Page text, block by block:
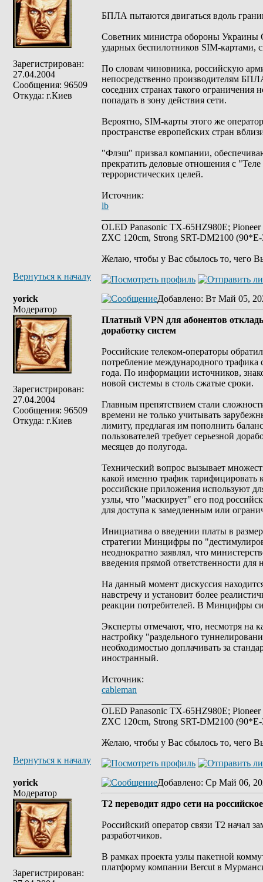
Зарегистрирован:
27.04.2004
Сообщения: 96509
Откуда: г.Киев
БПЛА пытаются двигаться вдоль
Советник министра обороны Украины
ударных беспилотников SIM-картами,
По словам чиновника, российскую
непосредственно производителям
соседних странах такого
попадать в зону действия сети.
Вероятно, SIM-карты этого же
пространстве европейских стран
"Флэш" призвал компании,
прекратить деловые отношения с
террористических целей.
Источник:
lb
OLED Panasonic TX-65HZ980E;
ZXC 120cm, Strong SRT-DM2100
Желаю, чтобы у Вас сбылось то, чего
Вернуться к началу
yorick
Модератор
Зарегистрирован:
27.04.2004
Сообщения: 96509
Откуда: г.Киев
Добавлено: Вт Май 05,
Платный VPN для абонентов
доработку систем
Российские телеком-операторы
потребление международного
года. По информации источников,
новой системы в столь сжатые сроки.
Главным препятствием стали
времени не только учитывать
лимиту, предлагая им пополнить
пользователей требует серьезной
месяцев до полугода.
Технический вопрос вызывает
какой именно трафик тарифицировать
российские приложения используют
узлы, что "маскирует" его под
для доступа к замедленным или
Инициатива о введении платы в
стратегии Минцифры по
неоднократно заявлял, что
введения прямой ответственности
На данный момент дискуссия
навстречу и установит более
реакции потребителей. В Минцифры
Эксперты отмечают, что, несмотря
настройку "раздельного
необходимостью доплачивать за
иностранный.
Источник:
cableman
OLED Panasonic TX-65HZ980E;
ZXC 120cm, Strong SRT-DM2100
Желаю, чтобы у Вас сбылось то, чего
Вернуться к началу
yorick
Модератор
Зарегистрирован:
Добавлено: Ср Май 06,
Т2 переводит ядро сети на
Российский оператор связи Т2 начал
разработчиков.
В рамках проекта узлы пакетной
платформу компании Bercut в